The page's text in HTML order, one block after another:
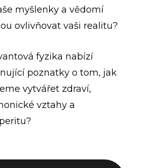
myšlenky a vědomí
ovlivňovat vaši realitu?
fyzika nabízí
poznatky o tom, jak
vytvářet zdraví,
vztahy a